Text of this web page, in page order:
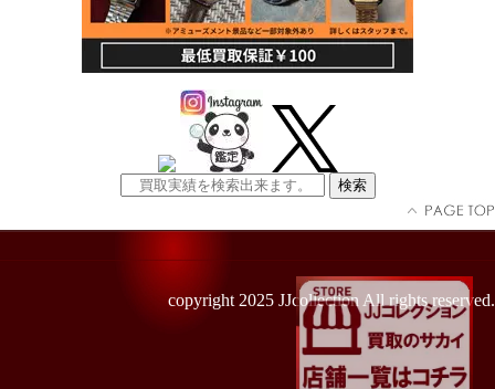
copyright 2025 JJcollection All rights reserved.